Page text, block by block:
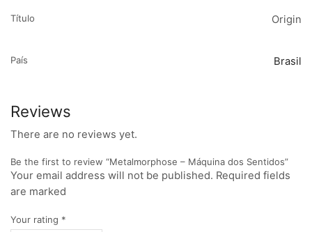
Título Origin
País Brasil
Reviews
There are no reviews yet.
Be the first to review “Metalmorphose – Máquina dos Sentidos”
Your email address will not be published. Required fields
are marked
Your rating *